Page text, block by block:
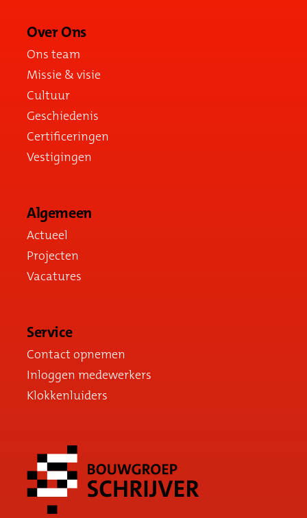
Over Ons
Ons team
Missie & visie
Cultuur
Geschiedenis
Certificeringen
Vestigingen
Algemeen
Actueel
Projecten
Vacatures
Service
Contact opnemen
Inloggen medewerkers
Klokkenluiders